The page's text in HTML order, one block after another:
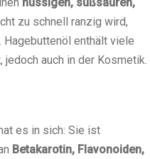
zu schnell ranzig wird,
enthält viele
auch in der Kosmetik.
es in sich: Sie ist
Betakarotin, Flavonoiden,